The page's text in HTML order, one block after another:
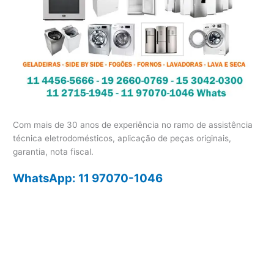
Com mais de 30 anos de experiência no ramo de assistência
técnica eletrodomésticos, aplicação de peças originais,
garantia, nota fiscal.
WhatsApp: 11 97070-1046